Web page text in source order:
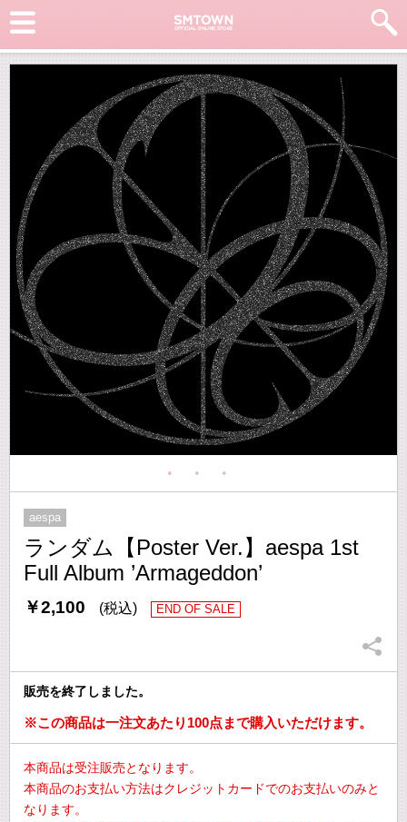
ランダム【Poster Ver.】aespa 1st
Full Album ’Armageddon’
￥2,100 (税込) END OF SALE
aespa
販売を終了しました。
※この商品は一注文あたり100点まで購入いただけます。
本商品は受注販売となります。
本商品のお支払い方法はクレジットカードでのお支払いのみと
なります。